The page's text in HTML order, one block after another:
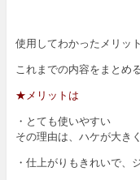
使用してわかったメリッ
これまでの内容をまとめ
★メリットは
・とても使いやすい
その理由は、ハケが大き
・仕上がりもきれいで、